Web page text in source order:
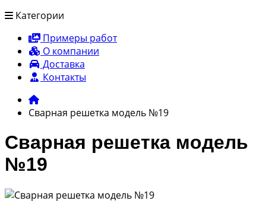
Категории
Примеры работ
О компании
Доставка
Контакты
Сварная решетка модель №19
Сварная решетка модель
№19